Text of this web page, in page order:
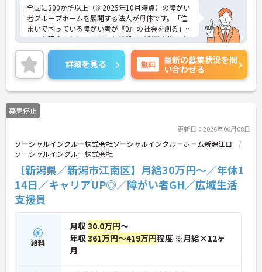
全国に300か所以上（※2025年10月時点）の障がい
者グループホームを展開する法人が母体です。「住
まいで困っている障がい者が『0』の社会を創る」
という理念のもと、安定した基盤でご利用者様の自
立を支援しています。週1日からの勤務が可能で、W
ワークや扶養内での勤務も歓迎しており、ご自身の
ペースで働けます。20代から60代まで幅広い世代が
活躍中で、未経験や無資格の方でも安心してスター
トできるよう、先輩スタッフが丁寧にサポートしま
す。昇給の機会は年2回あり、頑張りが評価される環
境です。正社員登用制度や産休・育休制度も整って
られます。介護に挑戦したい方や、空いた時間を有
効活用したい方におすすめです。ご興味のある方は
詳細等をお伝えしますので、お気軽にお問い合わせ
ください。
詳細を見る 無料
最新の募集状況を問
い合わせる
募集停止
更新日：2026年06月08日
ソーシャルインクルー株式会社ソーシャルインクルーホーム新潟江口
ソーシャルインクルー株式会社
【新潟県／新潟市江南区】月給30万円～／年休1
14日／キャリアUP◎／障がい者GH／広域生活
支援員
給料
月収30.0万円～
年収361万円～419万円程度 ※月給×12ヶ
月